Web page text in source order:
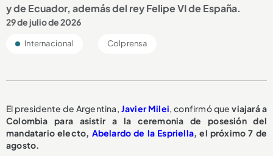
y de Ecuador, además del rey Felipe VI de España.
29 de julio de 2026
Internacional Colprensa
El presidente de Argentina, Javier Milei, confirmó queviajará a
Colombia para asistir a la ceremonia de posesión del
mandatario electo, Abelardo de la Espriella, el próximo 7 de
agosto.